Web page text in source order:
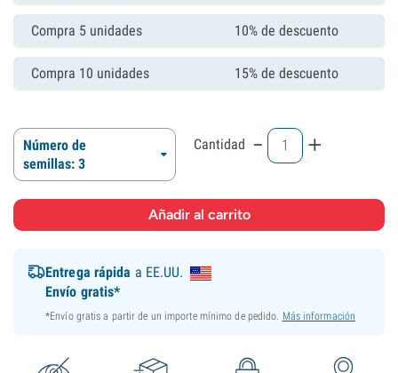
Compra 5 unidades 10% de descuento
Compra 10 unidades 15% de descuento
Número de
semillas: 3
Cantidad - +
Entrega rápida a EE.UU.
Envío gratis*
*Envío gratis a partir de un importe mínimo de pedido. Más información